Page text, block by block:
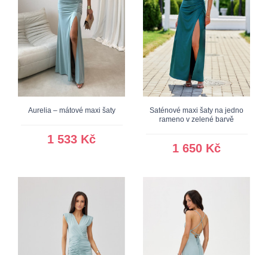
Aurelia – mátové maxi šaty
1 533 Kč
Saténové maxi šaty na jedno
rameno v zelené barvě
1 650 Kč